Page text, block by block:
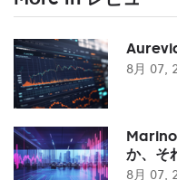
8月 07,
か、そ
8月 07,